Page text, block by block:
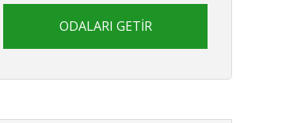
ODALARI GETİR